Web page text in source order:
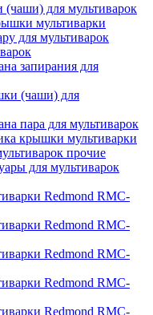
(чаши) для мультиварок
мультиварки
для мультиварок
запирания для
(чаши) для
пара для мультиварок
крышки мультиварки
прочие
для мультиварок
Redmond RMC-
Redmond RMC-
Redmond RMC-
Redmond RMC-
Redmond RMC-